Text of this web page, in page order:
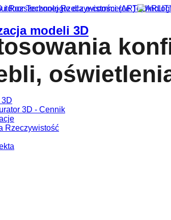
modeli 3D
3D
3D - Cennik
Rzeczywistość
Technologie dla e-commerce